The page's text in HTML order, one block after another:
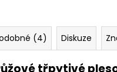
(4) Diskuze
třpytivé